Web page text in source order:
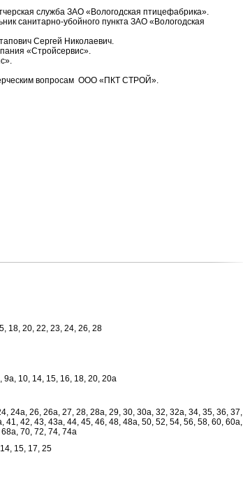
служба ЗАО «Вологодская птицефабрика».
санитарно-убойного пункта ЗАО «Вологодская
Сергей Николаевич.
«Стройсервис».
вопросам ООО «ПКТ СТРОЙ».
18, 20, 22, 23, 24, 26, 28
9а, 10, 14, 15, 16, 18, 20, 20а
24а, 26, 26а, 27, 28, 28а, 29, 30, 30а, 32, 32а, 34, 35, 36, 37,
41, 42, 43, 43а, 44, 45, 46, 48, 48а, 50, 52, 54, 56, 58, 60, 60а,
70, 72, 74, 74а
15, 17, 25